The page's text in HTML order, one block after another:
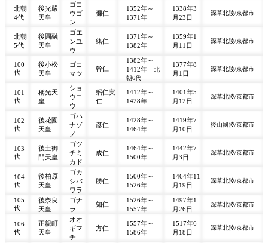
北朝
4代
後光嚴
天皇
ゴコ
ウゴ
ン
彌仁
1352年～
1371年
1338年3
月23日
深草北陵/京都市
北朝
5代
後圓融
天皇
ゴエ
ンユ
ウ
緒仁
1371年～
1382年
1359年1
月11日
深草北陵/京都市
100
代
後小松
天皇
ゴコ
マツ
幹仁
1382年～
1412年 北
朝6代
1377年8
月1日
深草北陵/京都市
101
代
稱光天
皇
ショ
ウコ
ウ
躬仁実
仁
1412年～
1428年
1401年5
月12日
深草北陵/京都市
102
代
後花園
天皇
ゴハ
ナゾ
ノ
彦仁
1428年～
1464年
1419年7
月10日
後山國陵/京都市
103
代
後土御
門天皇
ゴツ
チミ
カド
成仁
1464年～
1500年
1442年7
月3日
深草北陵/京都市
104
代
後柏原
天皇
ゴカ
シバ
ワラ
勝仁
1500年～
1526年
1464年11
月19日
深草北陵/京都市
105
代
後奈良
天皇
ゴナ
ラ
知仁
1526年～
1557年
1497年1
月26日
深草北陵/京都市
106
代
正親町
天皇
オオ
ギマ
チ
方仁
1557年～
1586年
1517年6
月18日
深草北陵/京都市